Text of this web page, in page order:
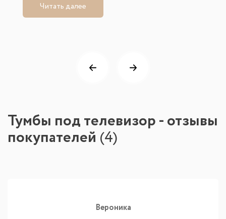
Читать далее
Тумбы под телевизор - отзывы
покупателей (4)
Вероника